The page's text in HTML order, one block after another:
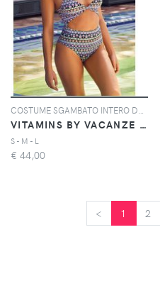
VITAMINS BY VACANZE ITALIANE
S - M - L
€ 44,00
< 1 2